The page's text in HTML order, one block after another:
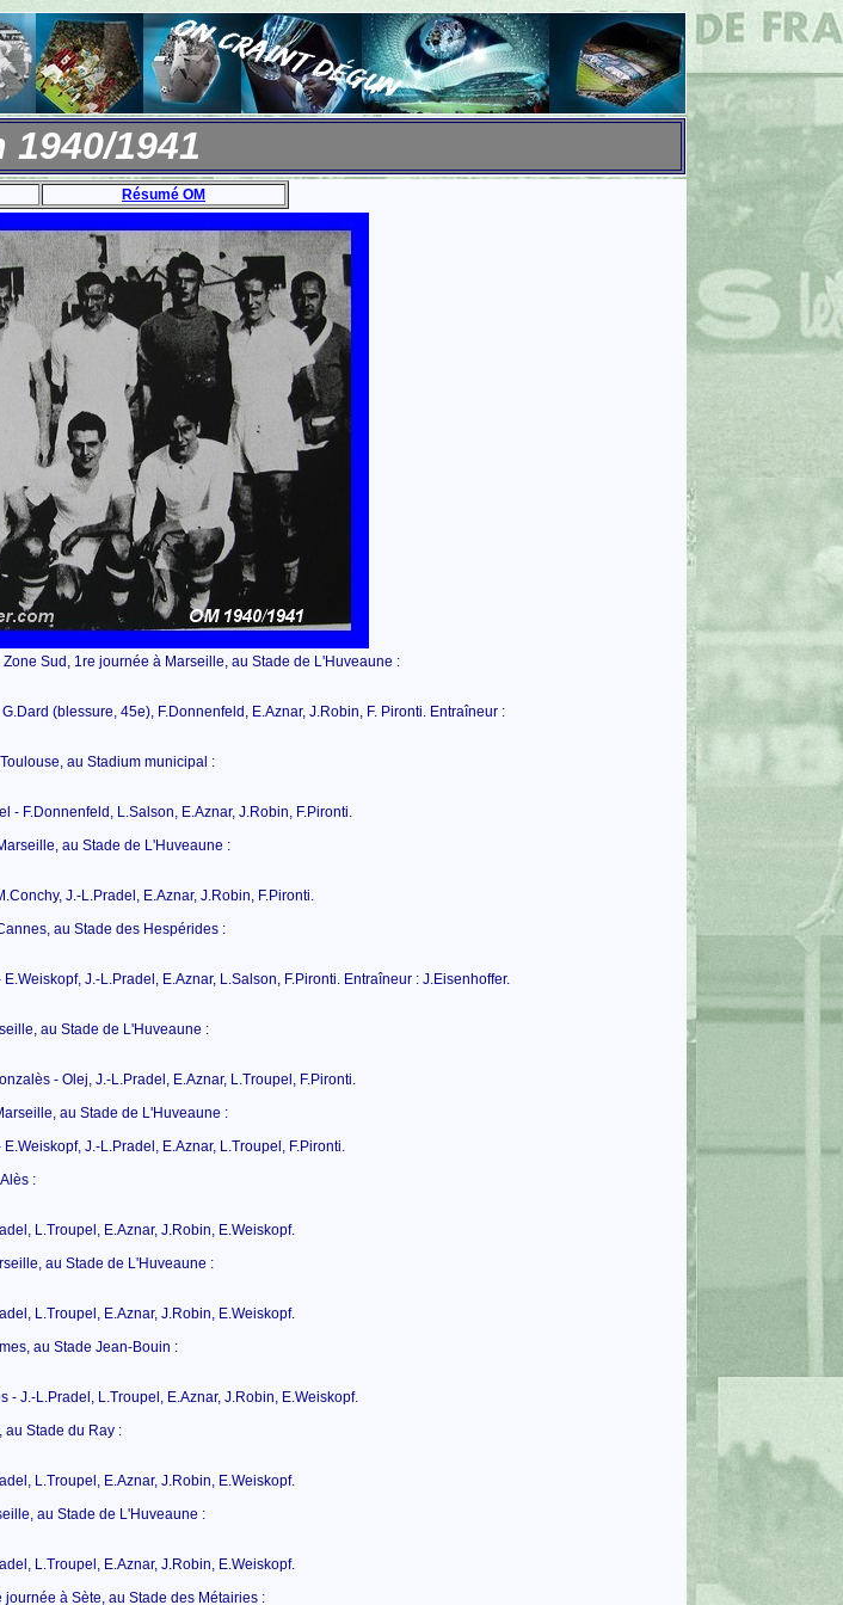
1940/1941
Résumé OM
Sud, 1re journée à Marseille, au Stade de L'Huveaune :
(blessure, 45e), F.Donnenfeld, E.Aznar, J.Robin, F. Pironti. Entraîneur :
au Stadium municipal :
- F.Donnenfeld, L.Salson, E.Aznar, J.Robin, F.Pironti.
au Stade de L'Huveaune :
J.-L.Pradel, E.Aznar, J.Robin, F.Pironti.
au Stade des Hespérides :
J.-L.Pradel, E.Aznar, L.Salson, F.Pironti. Entraîneur : J.Eisenhoffer.
au Stade de L'Huveaune :
- Olej, J.-L.Pradel, E.Aznar, L.Troupel, F.Pironti.
au Stade de L'Huveaune :
J.-L.Pradel, E.Aznar, L.Troupel, F.Pironti.
:
L.Troupel, E.Aznar, J.Robin, E.Weiskopf.
au Stade de L'Huveaune :
L.Troupel, E.Aznar, J.Robin, E.Weiskopf.
au Stade Jean-Bouin :
- J.-L.Pradel, L.Troupel, E.Aznar, J.Robin, E.Weiskopf.
au Stade du Ray :
L.Troupel, E.Aznar, J.Robin, E.Weiskopf.
au Stade de L'Huveaune :
L.Troupel, E.Aznar, J.Robin, E.Weiskopf.
à Sète, au Stade des Métairies :